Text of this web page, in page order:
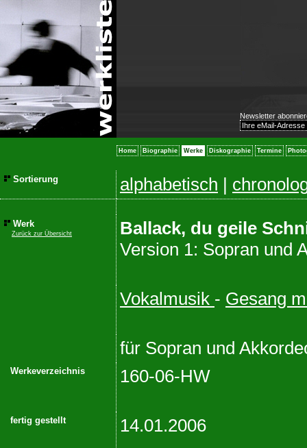
Newsletter
Home Biographie Werke Diskographie Termine
Sortierung alphabetisch |
Werk
Zurück zur Übersicht
Ballack, du geile
Version 1: Sopran und
Vokalmusik - Gesang
für Sopran und
Werkeverzeichnis 160-06-HW
fertig gestellt 14.01.2006